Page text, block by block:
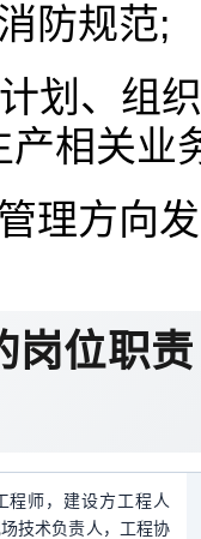
防规范;
划、组
相关业
理方向
岗位职
程师，建设方工程人
技术负责人，工程协